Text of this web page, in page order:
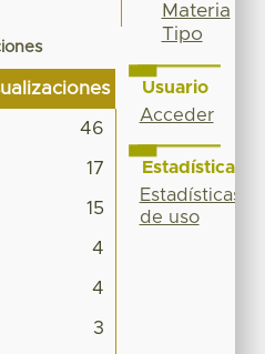
46
17
15
4
4
3
Materia
Tipo
Usuario
Acceder
Estadísticas
Estadísticas
de uso